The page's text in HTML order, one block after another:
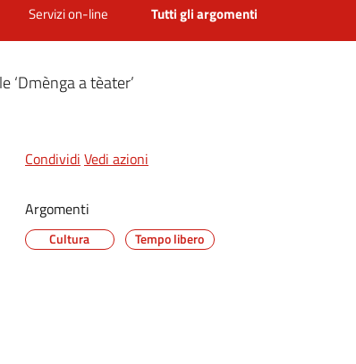
Servizi on-line Tutti gli argomenti
‘Dmènga a tèater’
Condividi Vedi azioni
Argomenti
Cultura Tempo libero